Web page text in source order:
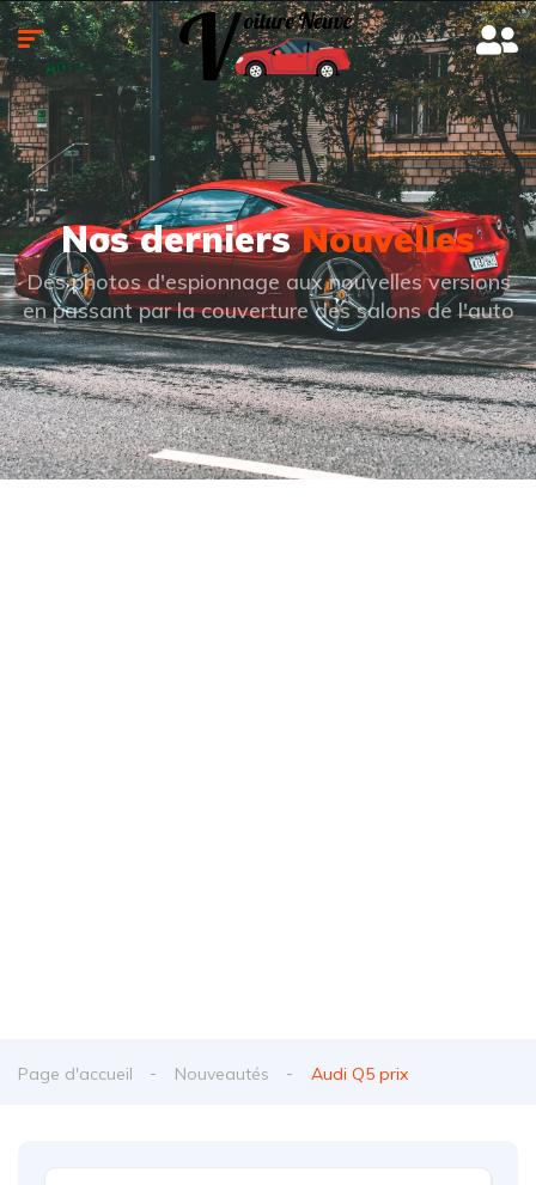
Nos derniersNouvelles
Des photos d'espionnage aux nouvelles versions
en passant par la couverture des salons de l'auto
Page d'accueil Nouveautés Audi Q5 prix